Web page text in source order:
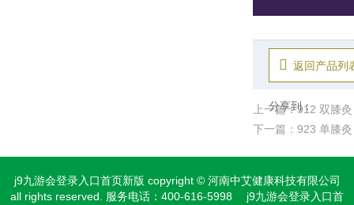
返回产品列
分享到：
上一篇：912 双膝灸
下一篇：923 单膝灸
j9九游会登录入口首页新版 copyright © 河南中艾健康科技有限公司
all rights reserved. 服务电话：400-616-5998 j9九游会登录入口首